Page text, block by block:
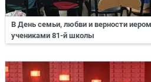
В День семьи, любви и верности
учениками 81-й школы